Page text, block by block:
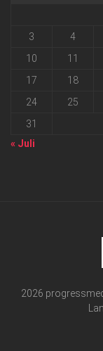
3
4
10
11
17
18
24
25
31
« Juli
2026